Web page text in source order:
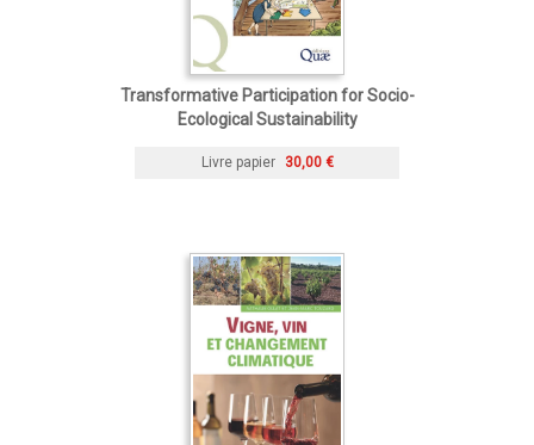
Transformative Participation for Socio-
Ecological Sustainability
Livre papier 30,00 €